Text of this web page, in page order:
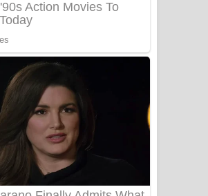
සෝසා ගීතයේ පද පෙළ
Heavy Weight Song Lyrics
Aye Lanweela Song Lyrics - ආයේ
ලංවීලා ගීතයේ පද පෙළ
Ala purannata Song Lyrics - ආල
පුරන්නට ගීතයේ පද පෙළ
FEVER DREAM Lyrics - Alex Warren